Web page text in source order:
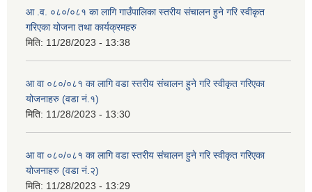
आ .व. ०८०/०८१ का लागि गाउँपालिका स्तरीय संचालन हुने गरि स्वीकृत
गरिएका योजना तथा कार्यक्रमहरु
मिति: 11/28/2023 - 13:38
आ वा ०८०/०८१ का लागि वडा स्तरीय संचालन हुने गरि स्वीकृत गरिएका
योजनाहरु (वडा नं.१)
मिति: 11/28/2023 - 13:30
आ वा ०८०/०८१ का लागि वडा स्तरीय संचालन हुने गरि स्वीकृत गरिएका
योजनाहरु (वडा नं.२)
मिति: 11/28/2023 - 13:29